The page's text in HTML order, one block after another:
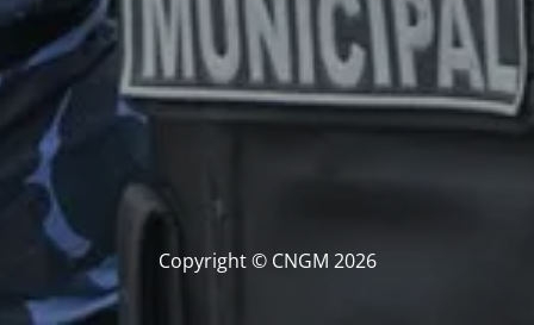
Copyright © CNGM 2026